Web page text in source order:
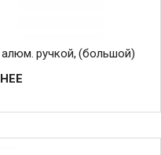
ручкой, (большой)